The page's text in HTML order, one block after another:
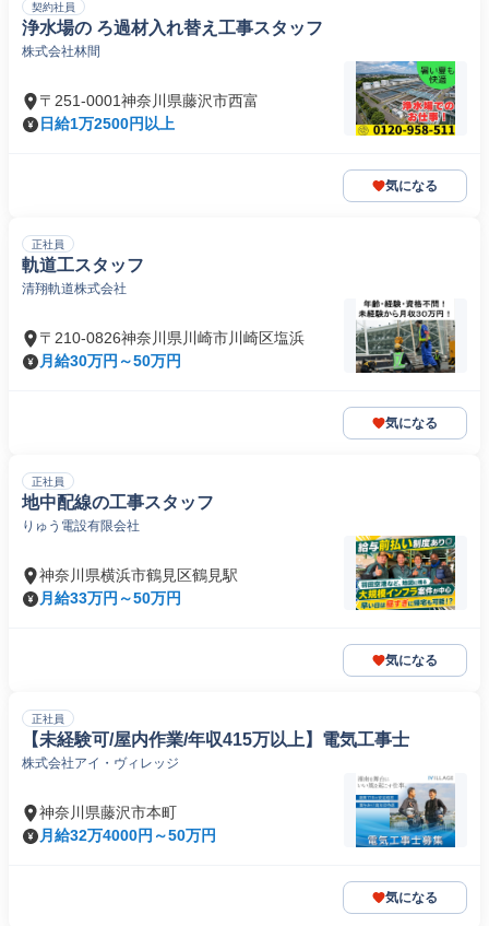
契約社員
浄水場の ろ過材入れ替え工事スタッフ
株式会社林間
〒251-0001神奈川県藤沢市西富
日給1万2500円以上
気になる
正社員
軌道工スタッフ
清翔軌道株式会社
〒210-0826神奈川県川崎市川崎区塩浜
月給30万円～50万円
気になる
正社員
地中配線の工事スタッフ
りゅう電設有限会社
神奈川県横浜市鶴見区鶴見駅
月給33万円～50万円
気になる
正社員
【未経験可/屋内作業/年収415万以上】電気工事士
株式会社アイ・ヴィレッジ
神奈川県藤沢市本町
月給32万4000円～50万円
気になる